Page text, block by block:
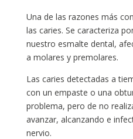
Una de las razones más
las caries. Se caracteriza
nuestro esmalte dental,
a molares y premolares.
Las caries detectadas a
con un empaste o una
problema, pero de no
avanzar, alcanzando e
nervio.